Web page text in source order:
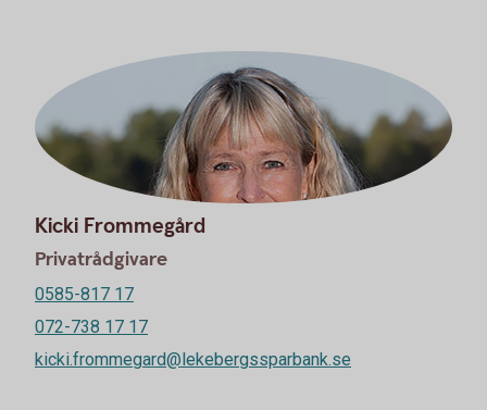
Kicki Frommegård
Privatrådgivare
0585-817 17
072-738 17 17
kicki.frommegard@lekebergssparbank.se